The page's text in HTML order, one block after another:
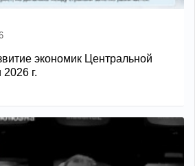
экономик Центральной
г.